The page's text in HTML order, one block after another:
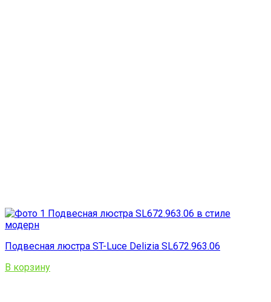
Подвесная люстра ST-Luce Delizia SL672.963.06
В корзину